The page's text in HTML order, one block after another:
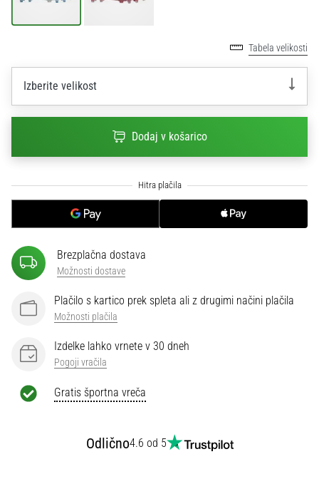
se
2025
z
in
znamk
Nike,
in
PUMA.
Bodi
del
in…
Prikaži
Tabela velikosti
Izberite velikost
Dodaj v košarico
Brezplačna dostava
Možnosti dostave
Plačilo s kartico prek spleta ali z drugimi načini plačila
Možnosti plačila
Izdelke lahko vrnete v 30 dneh
Pogoji vračila
Gratis športna vreča
Odlično4.6 od 5